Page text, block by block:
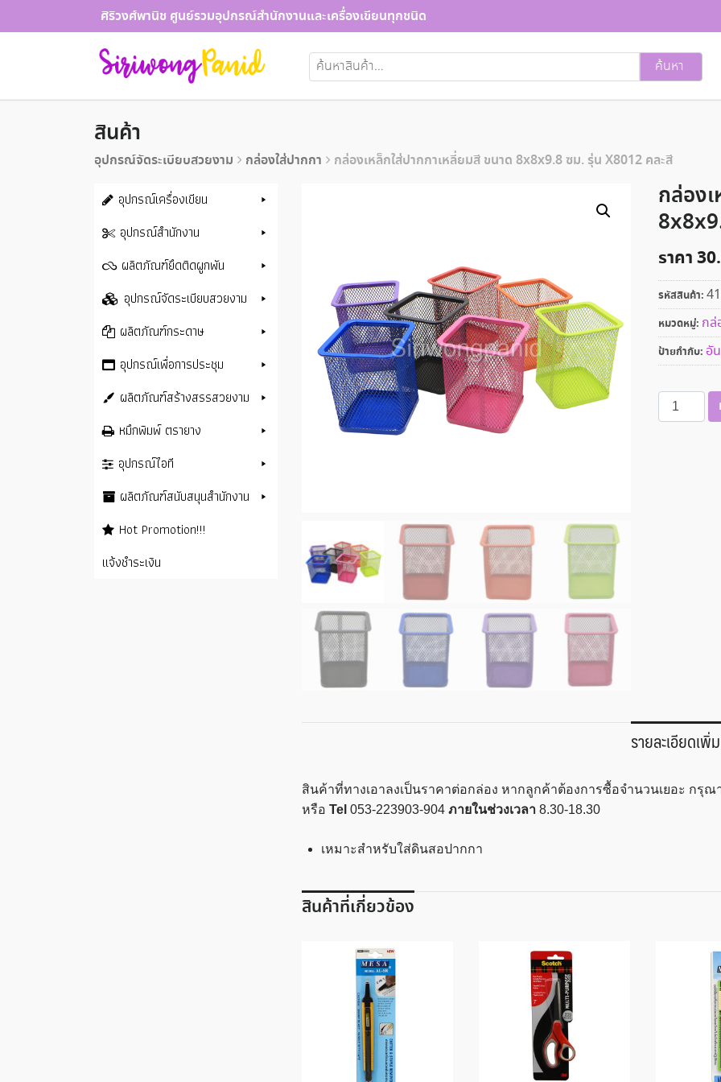
to
ศิริวงศ์พานิช ศูนย์รวมอุปกรณ์สำนักงานและเครื่องเขียนทุกชนิด
ค้นหา: ค้นหา
สินค้า
อุปกรณ์จัดระเบียบสวยงาม กล่องใส่ปากกา กล่องเหล็กใส่ปากกาเหลี่ยมสี ขนาด 8x8x9.8 ซม. รุ่น X8012 คละสี
กล่อง
ราคา
รหัสสินค้า:
หมวดหมู่: กล่
ป้ายกำกับ: อัน
จำนวน
กล่อง
รายละเอียดเพิ่
สินค้าที่ทางเอาลงเป็นราคาต่อกล่อง หากลูกค้าต้องการซื้อจำนวนเยอะ กรุ
หรือ Tel 053-223903-904 ภายในช่วงเวลา8.30-18.30
เหมาะสำหรับใส่ดินสอปากกา
สินค้าที่เกี่ยวข้อง
อุปกรณ์เครื่องเขียน
อุปกรณ์สำนักงาน
ผลิตภัณฑ์ยึดติดผูกพัน
อุปกรณ์จัดระเบียบสวยงาม
ผลิตภัณฑ์กระดาษ
อุปกรณ์เพื่อการประชุม
ผลิตภัณฑ์สร้างสรรสวยงาม
หมึกพิมพ์ ตรายาง
อุปกรณ์ไอที
ผลิตภัณฑ์สนับสนุนสำนักงาน
Hot Promotion!!!
แจ้งชำระเงิน